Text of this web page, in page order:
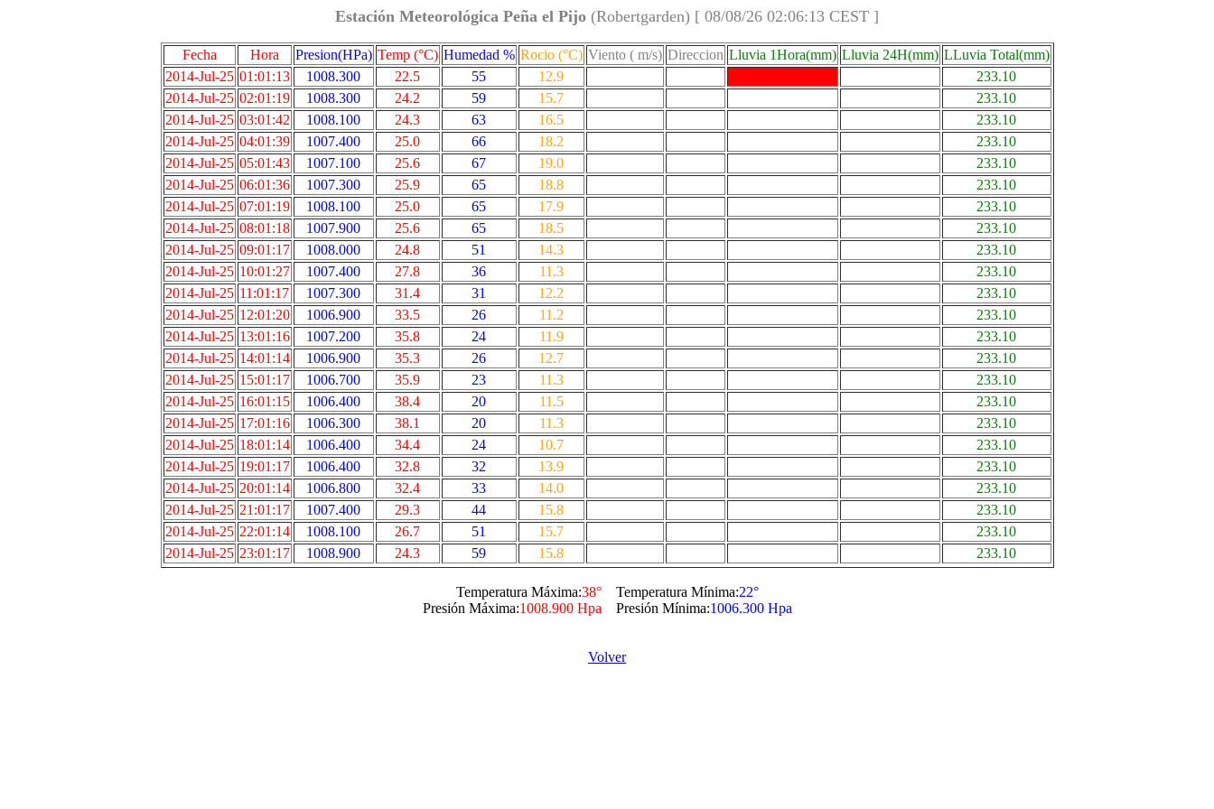
Estación Meteorológica Peña el Pijo (Robertgarden) [ 08/08/26 02:06:13 CEST ]
Fecha Hora Presion(HPa) Temp (°C) Humedad % Rocio (°C) Viento ( m/s) Direccion Lluvia 1Hora(mm) Lluvia 24H(mm) LLuvia Total(mm)
2014-Jul-25 01:01:13 1008.300 22.5 55 12.9
233.10
2014-Jul-25 02:01:19 1008.300 24.2 59 15.7
233.10
2014-Jul-25 03:01:42 1008.100 24.3 63 16.5
233.10
2014-Jul-25 04:01:39 1007.400 25.0 66 18.2
233.10
2014-Jul-25 05:01:43 1007.100 25.6 67 19.0
233.10
2014-Jul-25 06:01:36 1007.300 25.9 65 18.8
233.10
2014-Jul-25 07:01:19 1008.100 25.0 65 17.9
233.10
2014-Jul-25 08:01:18 1007.900 25.6 65 18.5
233.10
2014-Jul-25 09:01:17 1008.000 24.8 51 14.3
233.10
2014-Jul-25 10:01:27 1007.400 27.8 36 11.3
233.10
2014-Jul-25 11:01:17 1007.300 31.4 31 12.2
233.10
2014-Jul-25 12:01:20 1006.900 33.5 26 11.2
233.10
2014-Jul-25 13:01:16 1007.200 35.8 24 11.9
233.10
2014-Jul-25 14:01:14 1006.900 35.3 26 12.7
233.10
2014-Jul-25 15:01:17 1006.700 35.9 23 11.3
233.10
2014-Jul-25 16:01:15 1006.400 38.4 20 11.5
233.10
2014-Jul-25 17:01:16 1006.300 38.1 20 11.3
233.10
2014-Jul-25 18:01:14 1006.400 34.4 24 10.7
233.10
2014-Jul-25 19:01:17 1006.400 32.8 32 13.9
233.10
2014-Jul-25 20:01:14 1006.800 32.4 33 14.0
233.10
2014-Jul-25 21:01:17 1007.400 29.3 44 15.8
233.10
2014-Jul-25 22:01:14 1008.100 26.7 51 15.7
233.10
2014-Jul-25 23:01:17 1008.900 24.3 59 15.8 233.10
Temperatura Máxima:38°Temperatura Mínima:22°
Presión Máxima:1008.900 Hpa Presión Mínima:1006.300 Hpa
Volver